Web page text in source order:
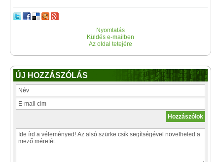
Nyomtatás
Küldés e-mailben
Az oldal tetejére
ÚJ HOZZÁSZÓLÁS